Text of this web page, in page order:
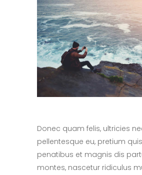
Donec quam felis, ultricies
pellentesque eu, pretium
penatibus et magnis dis
montes, nascetur ridiculus